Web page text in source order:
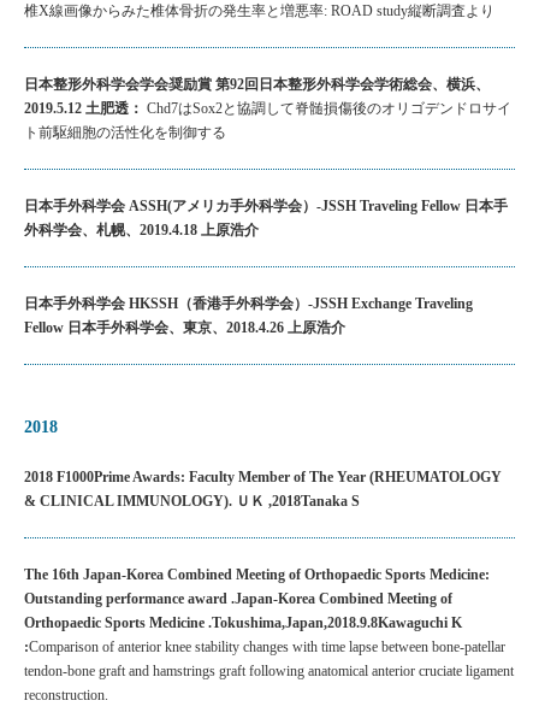
椎X線画像からみた椎体骨折の発生率と増悪率: ROAD study縦断調査より
日本整形外科学会学会奨励賞 第92回日本整形外科学会学術総会、横浜、
2019.5.12 土肥透： Chd7はSox2と協調して脊髄損傷後のオリゴデンドロサイ
ト前駆細胞の活性化を制御する
日本手外科学会 ASSH(アメリカ手外科学会）-JSSH Traveling Fellow 日本手
外科学会、札幌、2019.4.18 上原浩介
日本手外科学会 HKSSH（香港手外科学会）-JSSH Exchange Traveling
Fellow 日本手外科学会、東京、2018.4.26 上原浩介
2018
2018 F1000Prime Awards: Faculty Member of The Year (RHEUMATOLOGY
& CLINICAL IMMUNOLOGY). ＵＫ ,2018Tanaka S
The 16th Japan-Korea Combined Meeting of Orthopaedic Sports Medicine:
Outstanding performance award .Japan-Korea Combined Meeting of
Orthopaedic Sports Medicine .Tokushima,Japan,2018.9.8Kawaguchi K
:Comparison of anterior knee stability changes with time lapse between bone-patellar
tendon-bone graft and hamstrings graft following anatomical anterior cruciate ligament
reconstruction.